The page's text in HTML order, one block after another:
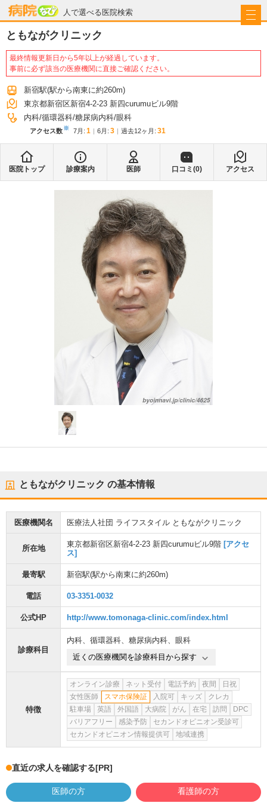
人で選べる医院検索
病院なび
ともながクリニック
最終情報更新日から5年以上が経過しています。
事前に必ず該当の医療機関に直接ご確認ください。
新宿駅(駅から南東に約260m)
東京都新宿区新宿4-2-23 新四curumuビル9階
内科 循環器科 糖尿病内科 眼科
アクセス数※ 7月 : 1 6月 : 3 過去12ヶ月: 31
医院トップ 診療案内 医師 口コミ(0) アクセス
ともながクリニック の基本情報
医療機関名 医療法人社団 ライフスタイル ともながクリニック
所在地 東京都新宿区新宿4-2-23 新四curumuビル9階 [アクセ
ス]
最寄駅 新宿駅(駅から南東に約260m)
電話 03-3351-0032
公式HP http://www.tomonaga-clinic.com/index.html
診療科目
内科、 循環器科、 糖尿病内科、 眼科
近くの医療機関を診療科目から探す
特徴
オンライン診療 ネット受付 電話予約 夜間
日祝
女性医師
スマホ保険証 入院可 キッズ
クレカ
駐車場
英語 外国語 大病院 がん 在宅 訪問
DPC
バリアフリー
感染予防
セカンドオピニオン受診可
セカンドオピニオン情報提供可
地域連携
直近の求人を確認する[PR]
医師の方 看護師の方